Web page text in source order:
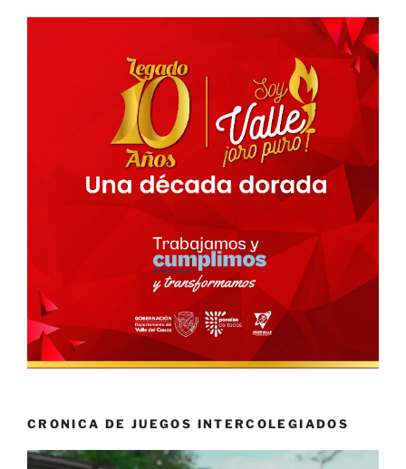
CRONICA DE JUEGOS INTERCOLEGIADOS
Reproductor